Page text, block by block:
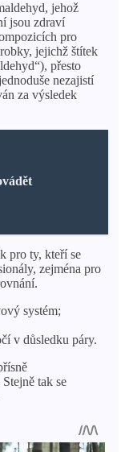
jehož
jsou zdraví
pro
jejichž štítek
přesto
nezajistí
za výsledek
pro ty, kteří se
zejména pro
systém;
v důsledku páry.
tak se